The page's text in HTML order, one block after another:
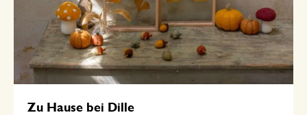
Zu Hause bei Dille